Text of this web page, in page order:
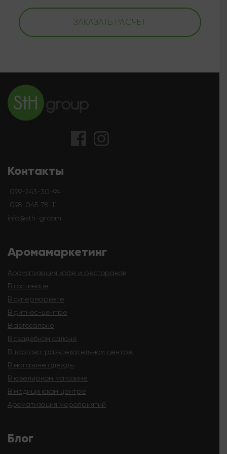
ЗАКАЗАТЬ РАСЧЕТ
Контакты
099-243-30-94
098-045-78-11
info@sth-gr.com
Аромамаркетинг
Ароматизация кафе и ресторанов
В гостинице
В супермаркете
В фитнес-центре
В автосалоне
В свадебном салоне
В торгово-развлекательном центре
В магазине одежды
В ювелирном магазине
В медицинском центре
Ароматизация мероприятий
Блог